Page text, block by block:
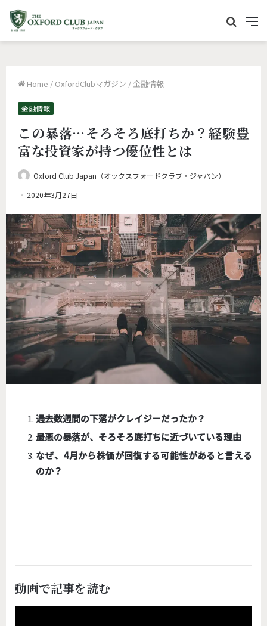
M
e
イ
索
Home / OxfordClubマガジン / 金融情報
金融情報
この暴落…そろそろ底打ちか？経験豊
富な投資家が持つ優位性とは
Oxford Club Japan（オックスフォードクラブ・ジャパン）
2020年3月27日
過去数週間の下落がクレイジーだったか？
最悪の暴落が、そろそろ底打ちに近づいている理由
なぜ、4月から株価が回復する可能性があると言える
のか？
動画で記事を読む